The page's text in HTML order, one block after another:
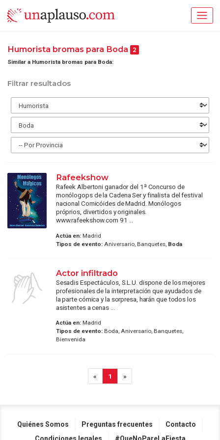
Humorista bromas para Boda 2
Similar a Humorista bromas para Boda:
Filtrar resultados
Rafeekshow
Rafeek Albertoni ganador del 1ª Concurso de
monólogops de la Cadena Ser y finalista del festival
nacional Comicóides de Madrid. Monólogos
próprios, divertidos y originales.
www.rafeekshow.com 91 ...
Actúa en:Madrid
Tipos de evento:Aniversario, Banquetes, Boda
Actor infiltrado
Sesadis Espectáculos, S.L.U. dispone de los mejores
profesionales de la interpretación que ayudados de
la parte cómica y la sorpresa, harán que todos los
asistentes a cenas ...
Actúa en:Madrid
Tipos de evento:Boda, Aniversario, Banquetes,
Bienvenida
« 1 »
Quiénes Somos Preguntas frecuentes
Contacto